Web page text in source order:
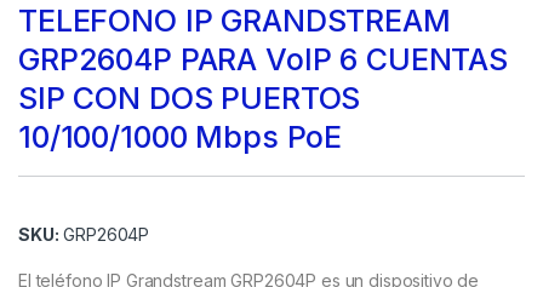
TELEFONO IP GRANDSTREAM
GRP2604P PARA VoIP 6 CUENTAS
SIP CON DOS PUERTOS
10/100/1000 Mbps PoE
SKU: GRP2604P
El teléfono IP Grandstream GRP2604P es un dispositivo de